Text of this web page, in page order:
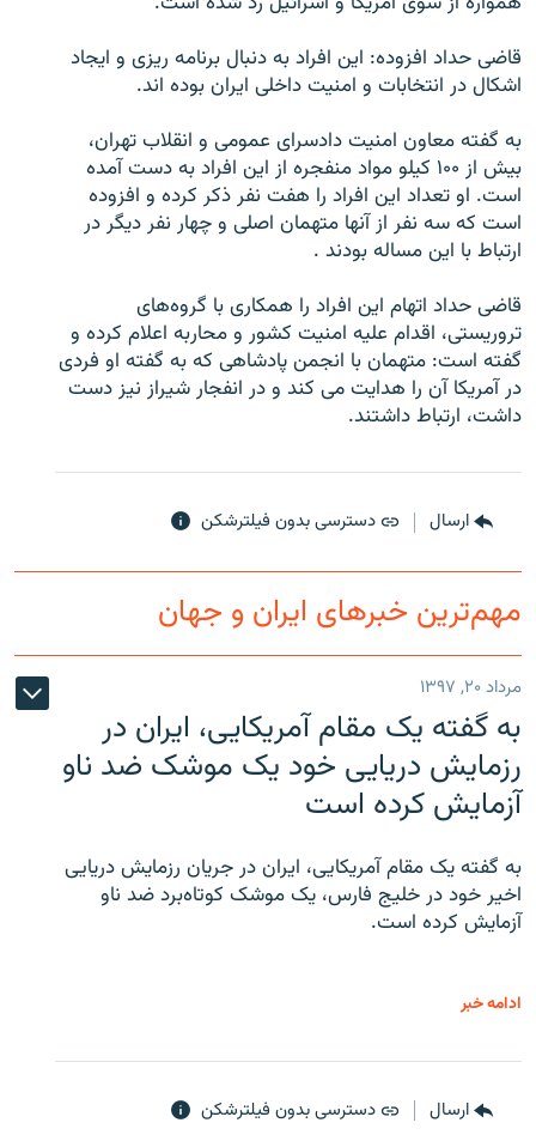
زبان‌های دیگر
قاضی حداد افزوده: اين افراد به دنبال برنامه ‌ريزی و ايجاد
اشکال در انتخابات و امنيت داخلی ايران بوده اند.
به گفته معاون امنيت دادسرای عمومی و انقلاب تهران،
بيش از ۱۰۰ کيلو مواد منفجره از اين افراد به دست آمده
است. او تعداد اين افراد را هفت نفر ذکر کرده و افزوده
است که سه نفر از آنها متهمان اصلی و چهار نفر ديگر در
ارتباط با اين مساله بودند .
قاضی حداد اتهام اين افراد را همکاری با گروه‌های
تروريستی، ‌اقدام عليه امنيت کشور و محاربه اعلام کرده و
گفته است: متهمان با انجمن پادشاهی که به گفته او فردی
در آمريکا آن را هدايت می کند و در انفجار شيراز نيز دست
داشت، ارتباط داشتند.
ارسال دسترسی بدون فیلترشکن
مهم‌ترین خبرهای ایران و جهان
مرداد ۲۰, ۱۳۹۷
به گفته یک مقام آمریکایی، ایران در
رزمایش دریایی خود یک موشک ضد ناو
آزمایش کرده است
به گفته یک مقام آمریکایی، ایران در جریان رزمایش دریایی
اخیر خود در خلیج فارس، یک موشک کوتاه‌برد ضد ناو
آزمایش کرده است.
ادامه خبر
ارسال دسترسی بدون فیلترشکن